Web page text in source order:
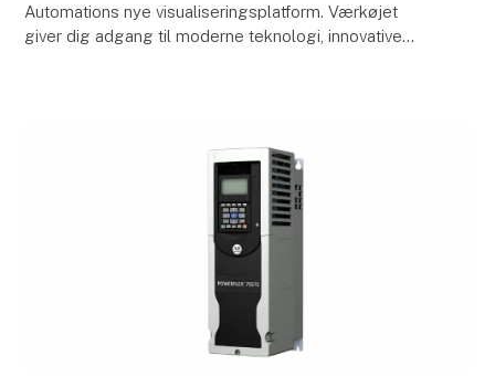
Automations nye visualiseringsplatform. Værkøjet
giver dig adgang til moderne teknologi, innovative